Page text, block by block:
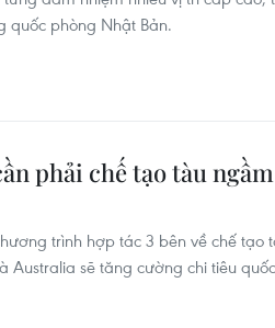
quốc phòng Nhật Bản.
phải chế tạo tàu
trình hợp tác 3 bên về chế tạo
Australia sẽ tăng cường chi tiêu